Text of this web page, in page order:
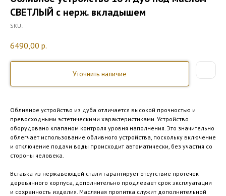
СВЕТЛЫЙ с нерж. вкладышем
SKU:
6490,00 р.
Уточнить наличие
Обливное устройство из дуба отличается высокой прочностью и
превосходными эстетическими характеристиками. Устройство
оборудовано клапаном контроля уровня наполнения. Это значительно
облегчает использование обливного устройства, поскольку включение
и отключение подачи воды происходит автоматически, без участия со
стороны человека.
Вставка из нержавеющей стали гарантирует отсутствие протечек
деревянного корпуса, дополнительно продлевает срок эксплуатации
и сохранность изделия. Масляная пропитка служит дополнительной